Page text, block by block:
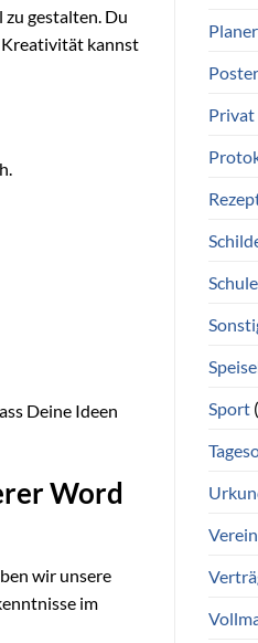
gestalten. Du
Kreativität kannst
Deine Ideen
Word
wir unsere
im
Planer
Poster
Privat
Schule
Sport
Verein